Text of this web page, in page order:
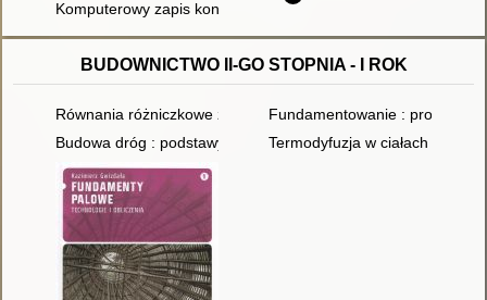
Komputerowy zapis konstrukcji
BUDOWNICTWO II-GO STOPNIA - I ROK
Równania różniczkowe zwyczajne : teoria, przykłady, zadania
Fundamentowanie :
Budowa dróg : podstawy projektowaniaTermodyfuzja w ciałach stałych